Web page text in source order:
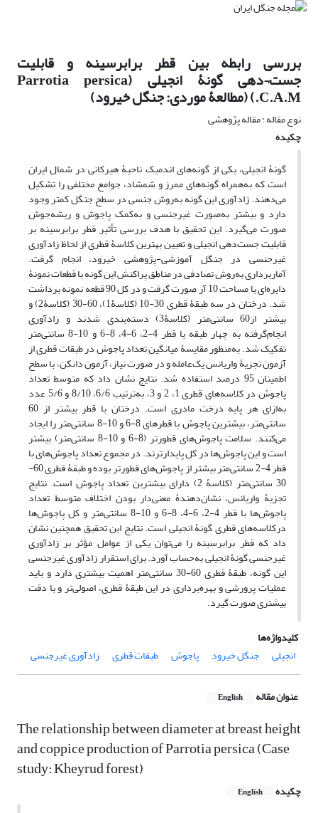
بررسی رابطه بین قطر برابرسینه و قابلیت
جست¬دهی گونۀ انجیلی (Parrotia persica
C.A.M.) (مطالعۀ موردی: جنگل خیرود)
نوع مقاله : مقاله پژوهشی
چکیده
گونۀ انجیلی، یکی از گونه‌های اندمیک ناحیۀ هیرکانی در شمال ایران
است که به‌همراه گونه‌های ممرز و شمشاد، جوامع مختلفی را تشکیل
می‌دهند. زادآوری این گونه به‌روش جنسی در سطح جنگل کمتر وجود
دارد و بیشتر به‌صورت غیرجنسی و به‌کمک پاجوش و ریشه‌جوش
صورت می‌گیرد. این تحقیق با هدف بررسی تأثیر قطر برابرسینه بر
قابلیت جست‌دهی انجیلی و تعیین بهترین کلاسۀ قطری از لحاظ زادآوری
غیرجنسی در جنگل آموزشی-پژوهشی خیرود، انجام گرفت.
آماربرداری به‌روش تصادفی در مناطق پراکنش این گونه با قطعات نمونۀ
دایره‌ای با مساحت 10 آر صورت گرفت و در کل 90 قطعه نمونه برداشت
‌شد. درختان در سه طبقۀ قطری 30-10 (کلاسۀ1)، 60-30 (کلاسۀ2) و
بیشتر از60 سانتی‌متر (کلاسۀ3) دسته‌بندی شدند و زادآوری
انجام‌گرفته به چهار طبقه با قطر 4-2، 6-4، 8-6 و 10-8 سانتی‌متر
تفکیک شد. به‌منظور مقایسۀ میانگین تعداد پاجوش در طبقات قطری از
آزمون تجزیۀ واریانس یک‌عامله و در صورت نیاز، آزمون دانکن، با سطح
اطمینان 95 درصد استفاده شد. نتایج نشان داد که متوسط تعداد
پاجوش‌ در کلاسه‌های قطری 1، 2 و 3، به‌ترتیب 6/6، 8/10 و 5/6 عدد
به‌ازای هر پایه درخت مادری است. درختان با قطر بیشتر از 60
سانتی‌متر، بیشترین پاجوش با قطرهای 8-6 و 10-8 سانتی‌متر را ایجاد
می‌کنند. سلامت پاجوش‌های قطورتر (8-6 و 10-8 سانتی‌متر) بیشتر
است و این پاجوش‌ها در کل پایدارترند. در مجموع تعداد پاجوش‌های با
قطر 4-2 سانتی‌متر بیشتر از پاجوش‌های قطورتر بوده و طبقۀ قطری 60-
30 سانتی‌متر (کلاسۀ 2) دارای بیشترین تعداد پاجوش است. نتایج
تجزیۀ واریانس، نشان‌دهندۀ معنی‌دار بودن اختلاف متوسط تعداد
پاجوش‌ها با قطر 4-2، 6-4، 8-6 و 10-8 سانتی‌متر و کل پاجوش‌ها
درکلاسه‌های قطری گونۀ انجیلی است. نتایج این تحقیق همچنین نشان
داد که قطر ‌برابر‌سینه را می‌توان یکی از عوامل مؤثر بر زادآوری
غیرجنسی گونۀ انجیلی به‌حساب آورد. برای استقرار زادآوری غیر‌جنسی
این گونه، طبقۀ قطری 60-30 سانتی‌متر اهمیت بیشتری دارد و باید
عملیات پرورشی و بهره‌برداری در این طبقۀ قطری، اصولی‌تر و با دقت
بیشتری صورت گیرد.
کلیدواژه‌ها
انجیلی
جنگل خیرود پاجوش طبقات قطری زادآوری غیرجنسی
عنوان مقاله English
The relationship between diameter at breast height
and coppice production of Parrotia persica (Case
study: Kheyrud forest)
چکیده English